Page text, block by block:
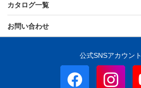
カタログ一覧
お問い合わせ
公式SNSアカウント